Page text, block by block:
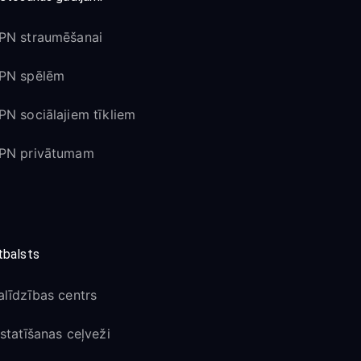
straumēšanai
spēlēm
sociālajiem tīkliem
privātumam
centrs
ceļveži